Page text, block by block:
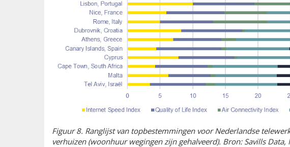
Figuur 8. Ranglijst van topbestemmingen voor Nederlandse
verhuizen (woonhuur wegingen zijn gehalveerd). Bron: Savills